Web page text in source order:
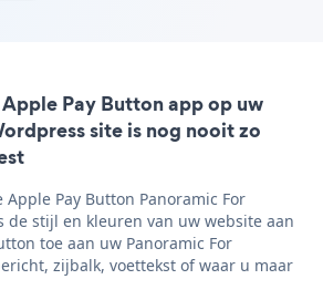
Pay Button app op uw
site is nog nooit zo
Pay Button Panoramic For
de stijl en kleuren van uw website aan
toe aan uw Panoramic For
zijbalk, voettekst of waar u maar